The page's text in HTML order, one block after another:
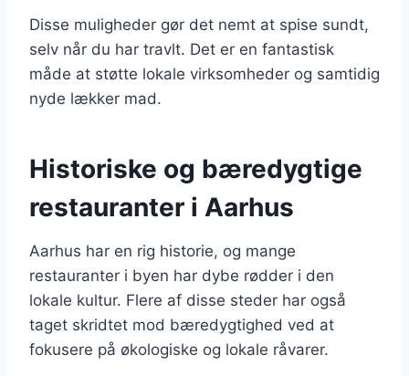
Disse muligheder gør det nemt at spise sundt,
selv når du har travlt. Det er en fantastisk
måde at støtte lokale virksomheder og samtidig
nyde lækker mad.
Historiske og bæredygtige
restauranter i Aarhus
Aarhus har en rig historie, og mange
restauranter i byen har dybe rødder i den
lokale kultur. Flere af disse steder har også
taget skridtet mod bæredygtighed ved at
fokusere på økologiske og lokale råvarer.